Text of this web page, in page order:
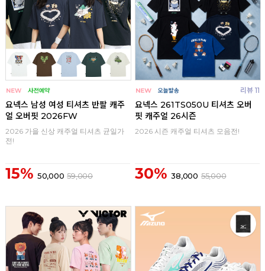
요넥스 남성 여성 티셔츠 반팔 캐주
얼 오버핏 2026FW
2026 가을 신상 캐주얼 티셔츠 균일가
전!
15% 50,000 59,000
리뷰 11
요넥스 261TS050U 티셔츠 오버
핏 캐주얼 26시즌
2026 시즌 캐주얼 티셔츠 모음전!
30% 38,000 55,000